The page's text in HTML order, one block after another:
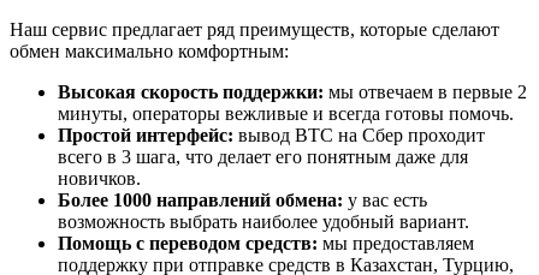
Наш сервис предлагает ряд преимуществ, которые сделают
обмен максимально комфортным:
Высокая скорость поддержки: мы отвечаем в первые 2
минуты, операторы вежливые и всегда готовы помочь.
Простой интерфейс: вывод BTC на Сбер проходит
всего в 3 шага, что делает его понятным даже для
новичков.
Более 1000 направлений обмена: у вас есть
возможность выбрать наиболее удобный вариант.
Помощь с переводом средств: мы предоставляем
поддержку при отправке средств в Казахстан, Турцию,